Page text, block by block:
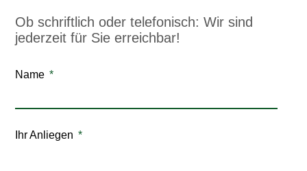
Ob schriftlich oder telefonisch: Wir sind
jederzeit für Sie erreichbar!
Name
Ihr Anliegen